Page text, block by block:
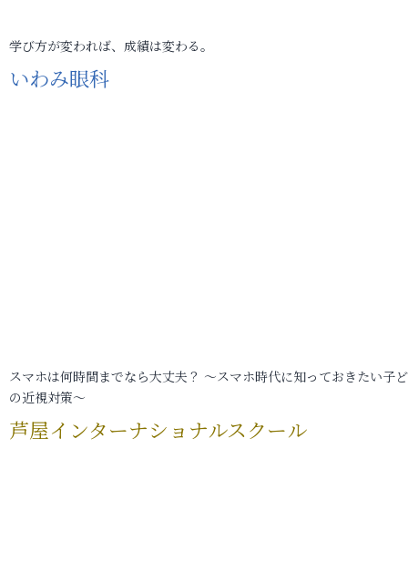
学び方が変われば、成績は変わる。
いわみ眼科
スマホは何時間までなら大丈夫？ ～スマホ時代に知っておきたい子
の近視対策～
芦屋インターナショナルスクール